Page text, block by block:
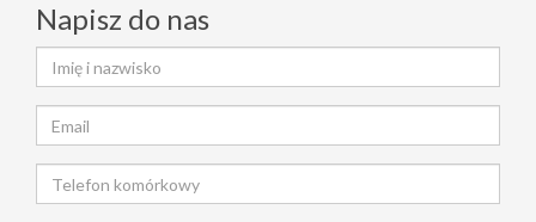
Napisz do nas